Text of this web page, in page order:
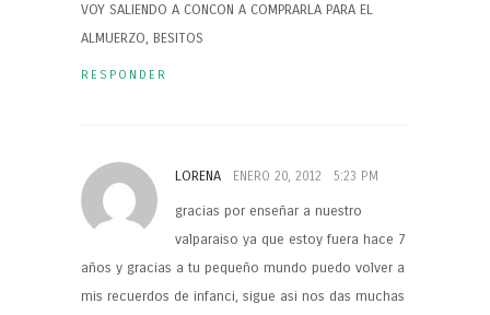
VOY SALIENDO A CONCON A COMPRARLA PARA EL
ALMUERZO, BESITOS
RESPONDER
LORENA ENERO 20, 2012 5:23 PM
gracias por enseñar a nuestro
valparaiso ya que estoy fuera hace 7
años y gracias a tu pequeño mundo puedo volver a
mis recuerdos de infanci, sigue asi nos das muchas